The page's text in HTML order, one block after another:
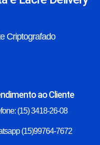
Criptografado
ao Cliente
(15) 3418-26-08
(15)99764-7672